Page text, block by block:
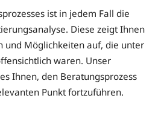
ist in jedem Fall die
Diese zeigt Ihnen
und Möglichkeiten auf, die unter
waren. Unser
Ihnen, den Beratungsprozess
Punkt fortzuführen.